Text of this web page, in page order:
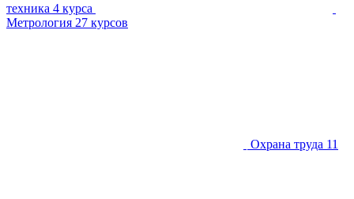
техника 4 курса
Метрология 27 курсов
Охрана труда 11